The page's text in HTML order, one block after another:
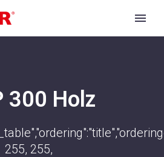
300 Holz
255, 255,